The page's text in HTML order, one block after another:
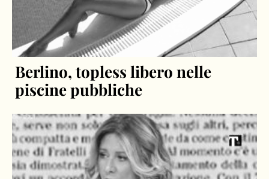
Berlino, topless libero nelle
piscine pubbliche